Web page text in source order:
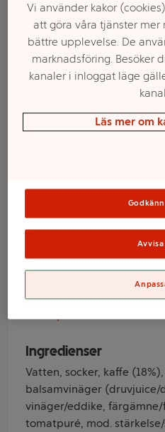
BBQ sås
305g
Varumärke
Ingredienser
Vatten, socker, kaffe
balsamvinäger (druvjuice/
vinäger/eddike,
tomatpuré, mod.
Vi använder kakor
att göra våra tjänster mer
bättre upplevelse. De
marknadsföring. Besöker
kanaler i inloggat läge
Läs mer om